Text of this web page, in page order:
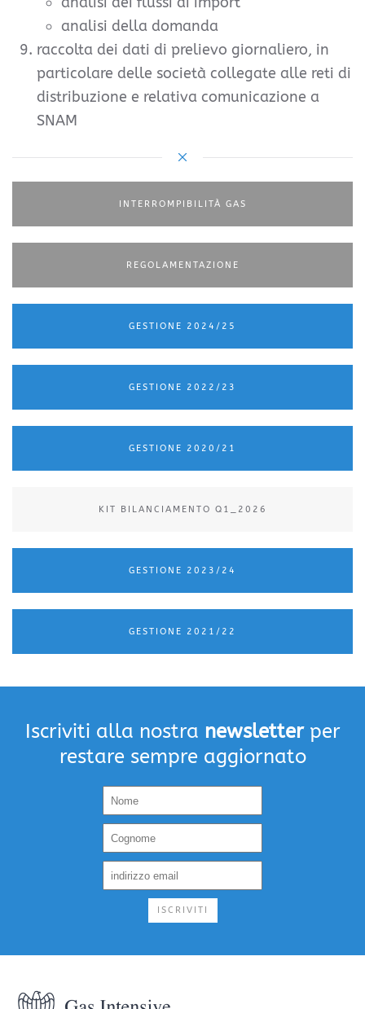
analisi della domanda
raccolta dei dati di prelievo giornaliero, in
particolare delle società collegate alle reti di
distribuzione e relativa comunicazione a
SNAM
INTERROMPIBILITÀ GAS
REGOLAMENTAZIONE
GESTIONE 2024/25
GESTIONE 2022/23
GESTIONE 2020/21
KIT BILANCIAMENTO Q1_2026
GESTIONE 2023/24
GESTIONE 2021/22
Iscriviti alla nostra newsletterper
restare sempre aggiornato
ISCRIVITI